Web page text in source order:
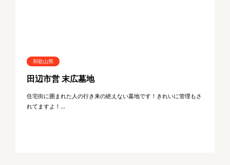
和歌山県
田辺市営 末広墓地
住宅街に囲まれた人の行き来の絶えない墓地です！きれいに管理もさ
れてますよ！...